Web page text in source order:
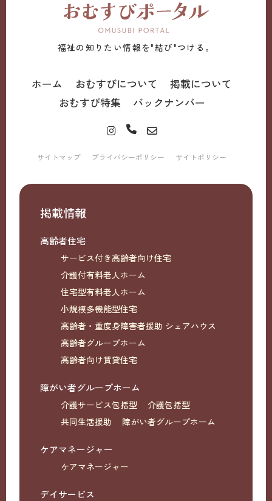
福祉の知りたい情報を"結び"つける。
ホーム おむすびについて
掲載について
おむすび特集
バックナンバー
サイトマップ プライバシーポリシー サイトポリシー
掲載情報
高齢者住宅
サービス付き高齢者向け住宅
介護付有料老人ホーム
住宅型有料老人ホーム
小規模多機能型住宅
高齢者・重度身障害者援助 シェアハウス
高齢者グループホーム
高齢者向け賃貸住宅
障がい者グループホーム
介護サービス包括型
介護包括型
共同生活援助
障がい者グループホーム
ケアマネージャー
ケアマネージャー
デイサービス